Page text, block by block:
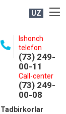
UZ
Ishonch
telefon
(73) 249-
00-11
Call-center
(73) 249-
00-08
Tadbirkorlar